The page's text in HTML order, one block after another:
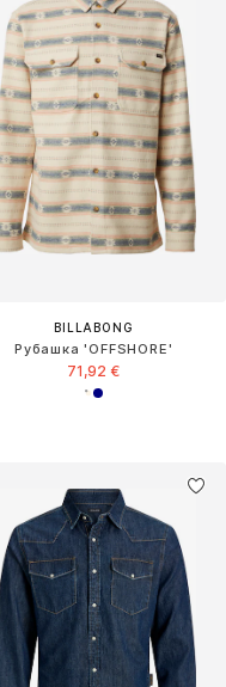
BILLABONG
Рубашка 'OFFSHORE'
71,92 €